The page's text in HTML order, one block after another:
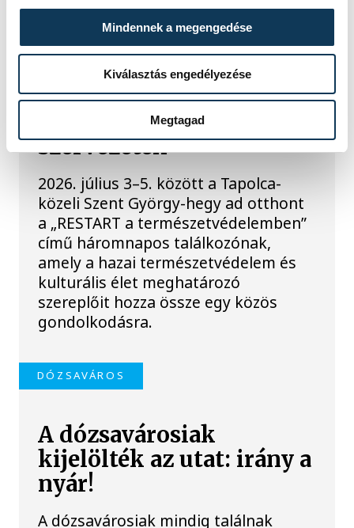
Mindennek a megengedése
Kiválasztás engedélyezése
Megtagad
RESTART a
természetvédelemben –
A Szent György-hegyen
találkoznak a hazai zöld
szervezetek
2026. július 3–5. között a Tapolca-
közeli Szent György-hegy ad otthont
a „RESTART a természetvédelemben”
című háromnapos találkozónak,
amely a hazai természetvédelem és
kulturális élet meghatározó
szereplőit hozza össze egy közös
gondolkodásra.
DÓZSAVÁROS
A dózsavárosiak
kijelölték az utat: irány a
nyár!
A dózsavárosiak mindig találnak